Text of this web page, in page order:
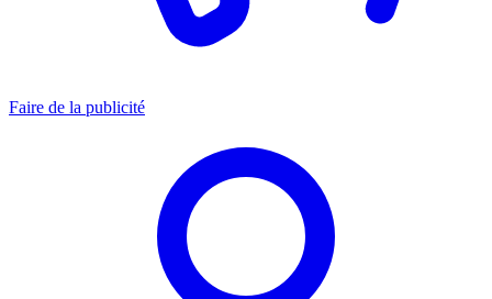
Faire de la publicité